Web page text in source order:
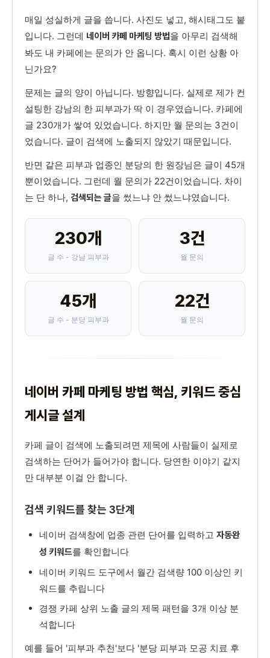
매일 성실하게 글을 씁니다. 사진도 넣고, 해시태그도 붙
입니다. 그런데 네이버 카페 마케팅 방법을 아무리 검색해
봐도 내 카페에는 문의가 안 옵니다. 혹시 이런 상황 아
닌가요?
문제는 글의 양이 아닙니다. 방향입니다. 실제로 제가 컨
설팅한 강남의 한 피부과가 딱 이 경우였습니다. 카페에
글 230개가 쌓여 있었습니다. 하지만 월 문의는 3건이
었습니다. 글이 검색에 노출되지 않았기 때문입니다.
반면 같은 피부과 업종인 분당의 한 원장님은 글이 45개
뿐이었습니다. 그런데 월 문의가 22건이었습니다. 차이
는 단 하나, 검색되는 글을 썼느냐 안 썼느냐였습니다.
230개
글 수 - 강남 피부과
3건
월 문의
45개
글 수 - 분당 피부과
22건
월 문의
네이버 카페 마케팅 방법 핵심, 키워드 중심
게시글 설계
카페 글이 검색에 노출되려면 제목에 사람들이 실제로
검색하는 단어가 들어가야 합니다. 당연한 이야기 같지
만 대부분 이걸 안 합니다.
검색 키워드를 찾는 3단계
네이버 검색창에 업종 관련 단어를 입력하고 자동완
성 키워드를 확인합니다
네이버 키워드 도구에서 월간 검색량 100 이상인 키
워드를 추립니다
경쟁 카페 상위 노출 글의 제목 패턴을 3개 이상 분
석합니다
예를 들어 '피부과 추천'보다 '분당 피부과 모공 치료 후